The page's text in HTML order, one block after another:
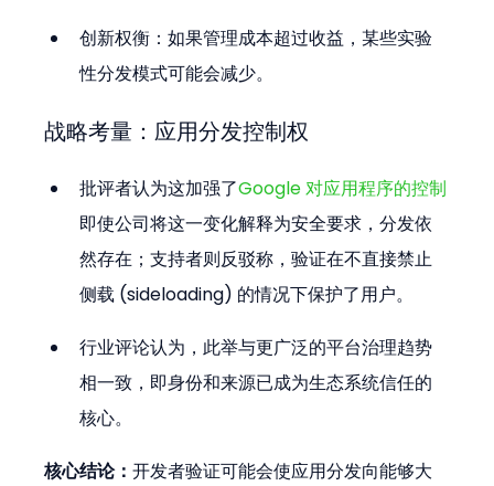
创新权衡：如果管理成本超过收益，某些实验
性分发模式可能会减少。
战略考量：应用分发控制权
批评者认为这加强了Google 对应用程序的控制
即使公司将这一变化解释为安全要求，分发依
然存在；支持者则反驳称，验证在不直接禁止
侧载 (sideloading) 的情况下保护了用户。
行业评论认为，此举与更广泛的平台治理趋势
相一致，即身份和来源已成为生态系统信任的
核心。
核心结论：开发者验证可能会使应用分发向能够大